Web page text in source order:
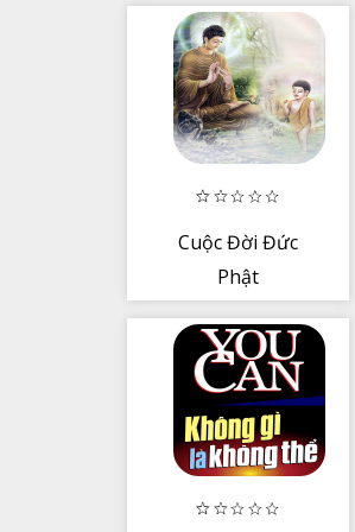
Cuộc Đời Đức
Phật